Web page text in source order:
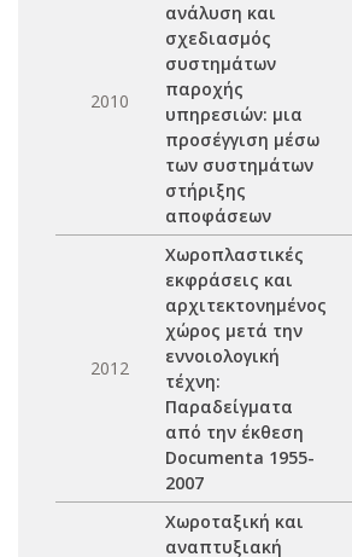
2010
ανάλυση και
σχεδιασμός
συστημάτων
παροχής
υπηρεσιών: μια
προσέγγιση μέσω
των συστημάτων
στήριξης
αποφάσεων
2012
Χωροπλαστικές
εκφράσεις και
αρχιτεκτονημένος
χώρος μετά την
εννοιολογική
τέχνη:
Παραδείγματα
από την έκθεση
Documenta 1955-
2007
Χωροταξική και
αναπτυξιακή